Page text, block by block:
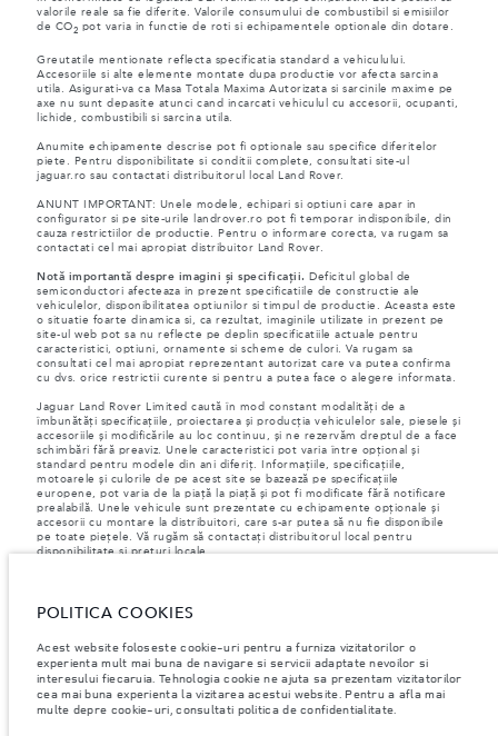
valorile reale sa fie diferite. Valorile consumului de combustibil si emisiilor
de CO2 pot varia in functie de roti si echipamentele optionale din dotare.
Greutatile mentionate reflecta specificatia standard a vehiculului.
Accesoriile si alte elemente montate dupa productie vor afecta sarcina
utila. Asigurati-va ca Masa Totala Maxima Autorizata si sarcinile maxime pe
axe nu sunt depasite atunci cand incarcati vehiculul cu accesorii, ocupanti,
lichide, combustibili si sarcina utila.
Anumite echipamente descrise pot fi optionale sau specifice diferitelor
piete. Pentru disponibilitate si conditii complete, consultati site-ul
jaguar.ro sau contactati distribuitorul local Land Rover.
ANUNT IMPORTANT: Unele modele, echipari si optiuni care apar in
configurator si pe site-urile landrover.ro pot fi temporar indisponibile, din
cauza restrictiilor de productie. Pentru o informare corecta, va rugam sa
contactati cel mai apropiat distribuitor Land Rover.
Notă importantă despre imagini și specificații. Deficitul global de
semiconductori afecteaza in prezent specificatiile de constructie ale
vehiculelor, disponibilitatea optiunilor si timpul de productie. Aceasta este
o situatie foarte dinamica si, ca rezultat, imaginile utilizate in prezent pe
site-ul web pot sa nu reflecte pe deplin specificatiile actuale pentru
caracteristici, optiuni, ornamente si scheme de culori. Va rugam sa
consultati cel mai apropiat reprezentant autorizat care va putea confirma
cu dvs. orice restrictii curente si pentru a putea face o alegere informata.
Jaguar Land Rover Limited caută în mod constant modalități de a
îmbunătăți specificațiile, proiectarea și producția vehiculelor sale, piesele și
accesoriile și modificările au loc continuu, și ne rezervăm dreptul de a face
schimbări fără preaviz. Unele caracteristici pot varia între opțional și
standard pentru modele din ani diferiț. Informațiile, specificațiile,
motoarele și culorile de pe acest site se bazează pe specificațiile
europene, pot varia de la piață la piață și pot fi modificate fără notificare
prealabilă. Unele vehicule sunt prezentate cu echipamente opționale și
accesorii cu montare la distribuitori, care s-ar putea să nu fie disponibile
pe toate piețele. Vă rugăm să contactați distribuitorul local pentru
disponibilitate și prețuri locale.
vehiculele înmatriculate la sau după 1 ianuarie 2021. VIN-ul vehiculului,
392/2021. Datele transmise au legatură cu combustibilul consumat, iar
pentru autovehicule PHEV, se vor transmite informații despre energie și
distanța parcursă. Pentru mai multe informații, vă rugăm să consultați
regulamentul publicat pesite-ul UE. Vă puteți opune transmiterii datelor
specifice vehiculului dumneavoastră înainte de sfârșitul lunii martie pentru
POLITICA COOKIES
Acest website foloseste cookie-uri pentru a furniza vizitatorilor o
experienta mult mai buna de navigare si servicii adaptate nevoilor si
interesului fiecaruia. Tehnologia cookie ne ajuta sa prezentam vizitatorilor
cea mai buna experienta la vizitarea acestui website. Pentru a afla mai
multe depre cookie-uri, consultati politica de confidentialitate.